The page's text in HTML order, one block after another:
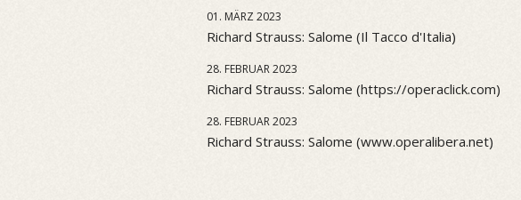
01. MÄRZ 2023
Richard Strauss: Salome (Il Tacco d'Italia)
28. FEBRUAR 2023
Richard Strauss: Salome (https://operaclick.com)
28. FEBRUAR 2023
Richard Strauss: Salome (www.operalibera.net)